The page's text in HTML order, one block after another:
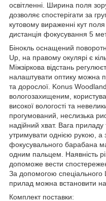
освітленні. Ширина поля
дозволяє спостерігати за
кутовому вираженні кут
дистанція фокусування 5
Бінокль оснащений
Up, на правому окулярі є
Міжзіркова відстань
налаштувати оптику можна
та дорослої. Konus
вологозахищеним,
високої вологості та
прогумований, неслизька
надійний хват. Вага
утримувати однією рукою, а
фокусувального барабана
одним пальцем. Наявність
допоможе вести
За допомогою спеціального
прилад можна встановити
Комплект поставки: